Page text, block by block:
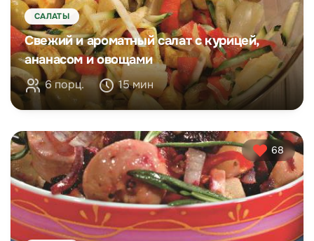
САЛАТЫ
Свежий и ароматный салат с курицей,
ананасом и овощами
6 порц. 15 мин
68